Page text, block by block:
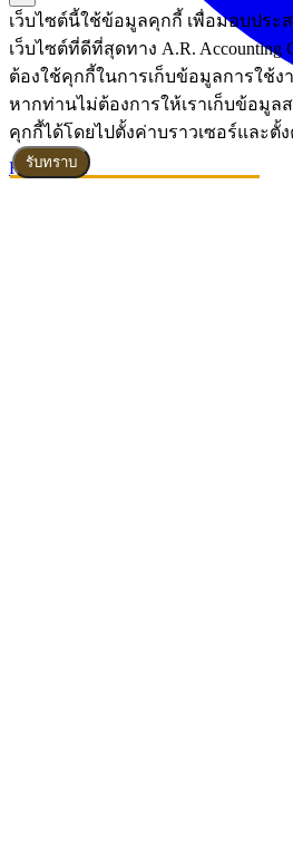
Read More
เว็บไซต์นี้ใช้ข้อมูลคุกกี้ เพื่อมอบประ
เว็บไซต์ที่ดีที่สุดทาง A.R. Accounting
ต้องใช้คุกกี้ในการเก็บข้อมูลการใช้ง
หากท่านไม่ต้องการให้เราเก็บข้อมูล
คุกกี้ได้โดยไปตั้งค่าบราวเซอร์และตั้
รับทราบ